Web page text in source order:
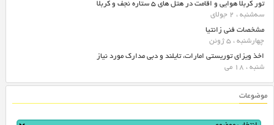
تور کربلا هوایی و اقامت در هتل های ۵ ستاره نجف و کربلا
سه‌شنبه ، 2 جولای
مشخصات فنی زانتیا
چهارشنبه ، 5 ژوئن
اخذ ویزای توریستی امارات، تایلند و دبی مدارک مورد نیاز
شنبه ، 18 می
موضوعات